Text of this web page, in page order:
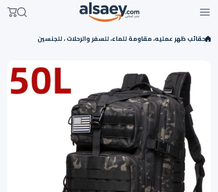
Skip to content
حقائب ظهر عمليه، مقاومة للماء، للسفر والرحلات ، للجنسين